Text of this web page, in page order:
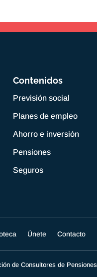
Contenidos
Previsión social
Planes de empleo
Ahorro e inversión
Pensiones
Seguros
Únete Contacto
de Consultores de